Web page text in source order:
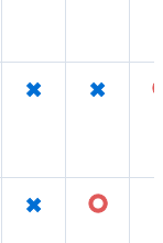
× ×
× ○